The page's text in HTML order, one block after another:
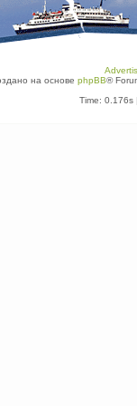
на основе phpBB®
Time: 0.176s|